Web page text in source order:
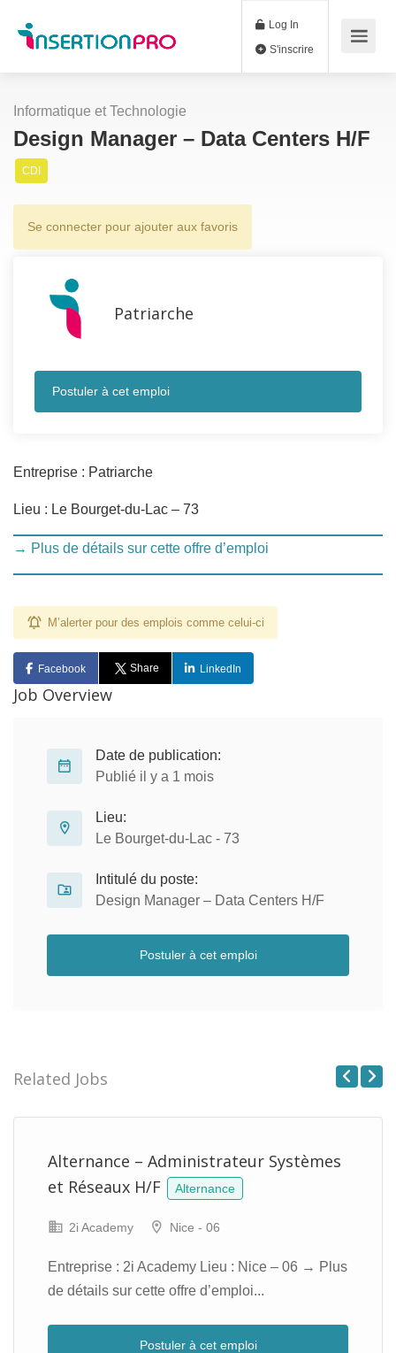
Log In
Informatique et Technologie
Design Manager – Data Centers H/F
CDI
Se connecter pour ajouter aux favoris
Patriarche
Postuler à cet emploi
Entreprise : Patriarche
Lieu : Le Bourget-du-Lac – 73
→ Plus de détails sur cette offre d’emploi
M’alerter pour des emplois comme celui-ci
Facebook Share LinkedIn
Job Overview
Date de publication:
Publié il y a 1 mois
Lieu:
Le Bourget-du-Lac - 73
Intitulé du poste:
Design Manager – Data Centers H/F
Postuler à cet emploi
Related Jobs
Alternance – Administrateur Systèmes
et Réseaux H/F
Alternance
2i Academy Nice - 06
Entreprise : 2i Academy Lieu : Nice – 06 → Plus
de détails sur cette offre d’emploi...
Postuler à cet emploi